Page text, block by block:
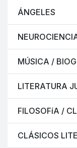
ÁNGELES
MÚSICA /
LITERATURA
FILOSOFíA /
CLÁSICOS